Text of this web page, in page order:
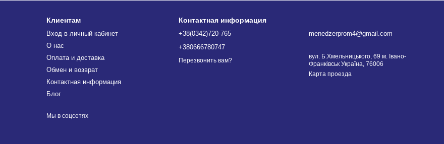
Клиентам
Вход в личный кабинет
О нас
Оплата и доставка
Обмен и возврат
Контактная информация
Блог
Мы в соцсетях
Контактная информация
+38(0342)720-765
+380666780747
Перезвонить вам?
menedzerprom4@gmail.com
вул. Б.Хмельницького, 69 м. Івано-
Франківськ Україна, 76006
Карта проезда